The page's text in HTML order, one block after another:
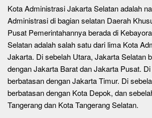
Kota Administrasi Jakarta Selatan adalah
Administrasi di bagian selatan Daerah
Pusat Pemerintahannya berada di
Selatan adalah salah satu dari lima Kota
Jakarta. Di sebelah Utara, Jakarta Selatan
dengan Jakarta Barat dan Jakarta Pusat.
berbatasan dengan Jakarta Timur. Di
berbatasan dengan Kota Depok, dan
Tangerang dan Kota Tangerang Selatan.